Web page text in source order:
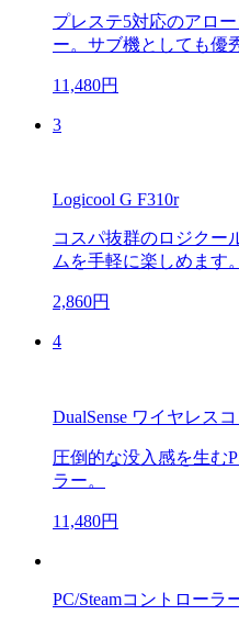
プレステ5対応のアロ
ー。サブ機としても優
11,480円
3
Logicool G F310r
コスパ抜群のロジクー
ムを手軽に楽しめます。
2,860円
4
DualSense ワイヤレス
圧倒的な没入感を生む
ラー。
11,480円
PC/Steamコントローラ